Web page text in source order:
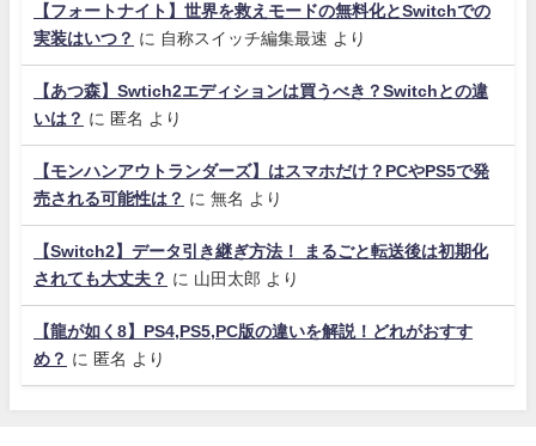
【フォートナイト】世界を救えモードの無料化とSwitchでの
実装はいつ？ に 自称スイッチ編集最速 より
【あつ森】Swtich2エディションは買うべき？Switchとの違
いは？ に 匿名 より
【モンハンアウトランダーズ】はスマホだけ？PCやPS5で発
売される可能性は？ に 無名 より
【Switch2】データ引き継ぎ方法！ まるごと転送後は初期化
されても大丈夫？ に 山田太郎 より
【龍が如く8】PS4,PS5,PC版の違いを解説！どれがおすす
め？ に 匿名 より